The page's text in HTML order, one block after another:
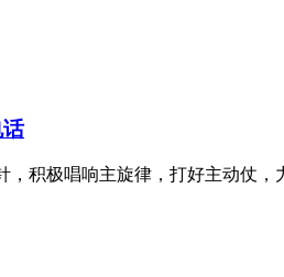
积极唱响主旋律，打好主动仗